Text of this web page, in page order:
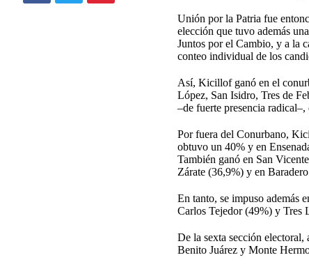
Unión por la Patria fue
elección que tuvo además
Juntos por el Cambio, y a la
conteo individual de los
Así, Kicillof ganó en el
López, San Isidro, Tres de
–de fuerte presencia
Por fuera del Conurbano,
obtuvo un 40% y en
También ganó en San
Zárate (36,9%) y en
En tanto, se impuso además
Carlos Tejedor (49%) y Tres
De la sexta sección electoral,
Benito Juárez y Monte